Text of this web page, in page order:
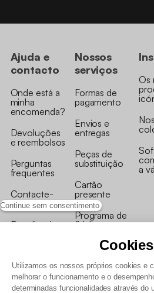
Continue sem consentimento
Utilizamos os nossos próprios cookies e
melhorar o funcionamento e o
determinadas funcionalidades através do
Ajuda e
contacto
Onde está a
minha
encomenda?
Devoluções
e reembolsos
Perguntas
frequentes
Contacte-
nos
Recolha de
Nossos
serviços
Formas de
pagamento
Envios e
entregas
Peças de
substituição
Cartão
presente
Programa de
fidelizaçao
Os
a